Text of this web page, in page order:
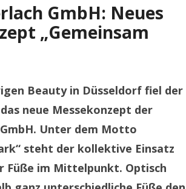
GmbH: Neues
„Gemeinsam
Beauty in Düsseldorf fiel der
neue Messekonzept der
Unter dem Motto
steht der kollektive Einsatz
Füße im Mittelpunkt. Optisch